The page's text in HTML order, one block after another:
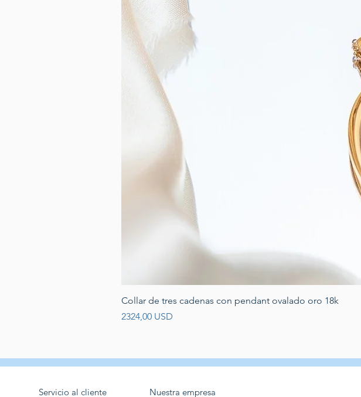
Collar de tres cadenas con pendant ovalado oro 18k
Prezzo
2324,00 USD
Servicio al cliente Nuestra empresa